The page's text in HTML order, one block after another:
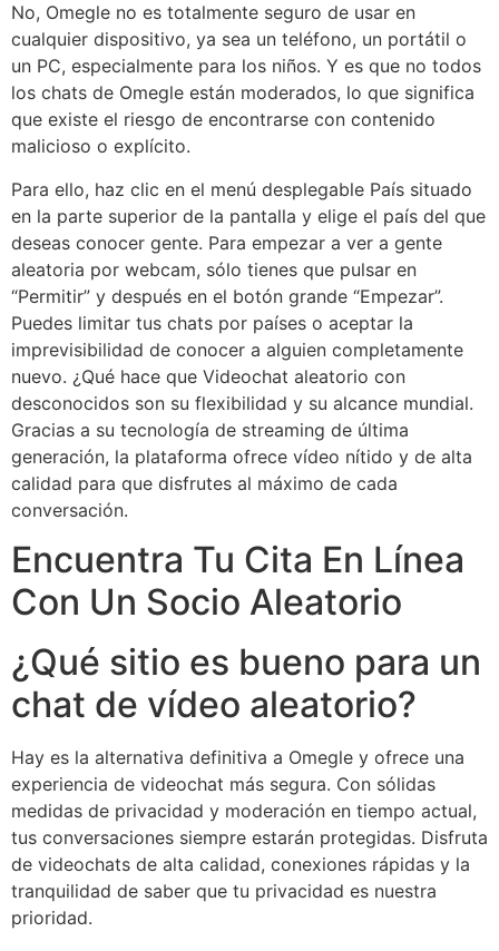
No, Omegle no es totalmente seguro de usar en
cualquier dispositivo, ya sea un teléfono, un portátil o
un PC, especialmente para los niños. Y es que no todos
los chats de Omegle están moderados, lo que significa
que existe el riesgo de encontrarse con contenido
malicioso o explícito.
Para ello, haz clic en el menú desplegable País situado
en la parte superior de la pantalla y elige el país del que
deseas conocer gente. Para empezar a ver a gente
aleatoria por webcam, sólo tienes que pulsar en
“Permitir” y después en el botón grande “Empezar”.
Puedes limitar tus chats por países o aceptar la
imprevisibilidad de conocer a alguien completamente
nuevo. ¿Qué hace que Videochat aleatorio con
desconocidos son su flexibilidad y su alcance mundial.
Gracias a su tecnología de streaming de última
generación, la plataforma ofrece vídeo nítido y de alta
calidad para que disfrutes al máximo de cada
conversación.
Encuentra Tu Cita En Línea
Con Un Socio Aleatorio
¿Qué sitio es bueno para un
chat de vídeo aleatorio?
Hay es la alternativa definitiva a Omegle y ofrece una
experiencia de videochat más segura. Con sólidas
medidas de privacidad y moderación en tiempo actual,
tus conversaciones siempre estarán protegidas. Disfruta
de videochats de alta calidad, conexiones rápidas y la
tranquilidad de saber que tu privacidad es nuestra
prioridad.